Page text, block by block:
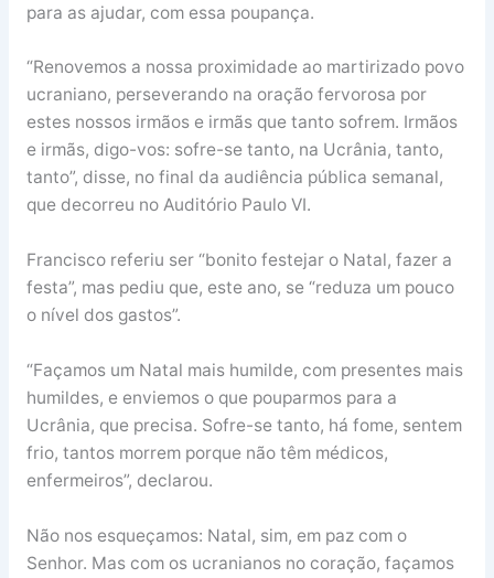
para as ajudar, com essa poupança.
“Renovemos a nossa proximidade ao martirizado povo
ucraniano, perseverando na oração fervorosa por
estes nossos irmãos e irmãs que tanto sofrem. Irmãos
e irmãs, digo-vos: sofre-se tanto, na Ucrânia, tanto,
tanto”, disse, no final da audiência pública semanal,
que decorreu no Auditório Paulo VI.
Francisco referiu ser “bonito festejar o Natal, fazer a
festa”, mas pediu que, este ano, se “reduza um pouco
o nível dos gastos”.
“Façamos um Natal mais humilde, com presentes mais
humildes, e enviemos o que pouparmos para a
Ucrânia, que precisa. Sofre-se tanto, há fome, sentem
frio, tantos morrem porque não têm médicos,
enfermeiros”, declarou.
Não nos esqueçamos: Natal, sim, em paz com o
Senhor. Mas com os ucranianos no coração, façamos